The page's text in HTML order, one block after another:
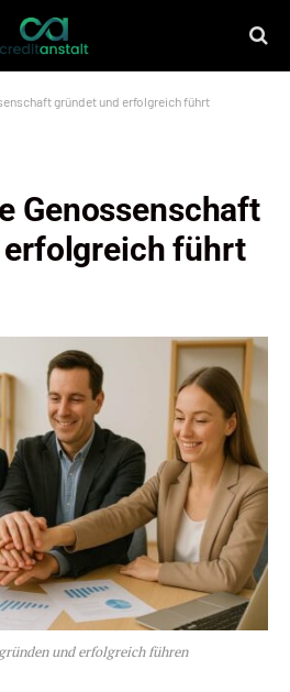
gründet und erfolgreich führt
Genossenschaft
führt
und erfolgreich führen